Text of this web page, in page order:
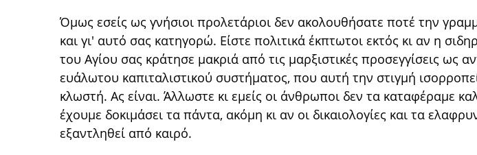
Όμως εσείς ως γνήσιοι προλετάριοι δεν ακολουθήσατε ποτέ την
και γι' αυτό σας κατηγορώ. Είστε πολιτικά έκπτωτοι εκτός κι αν η
του Αγίου σας κράτησε μακριά από τις μαρξιστικές προσεγγίσεις ως
ευάλωτου καπιταλιστικού συστήματος, που αυτή την στιγμή
κλωστή. Ας είναι. Άλλωστε κι εμείς οι άνθρωποι δεν τα καταφέραμε
έχουμε δοκιμάσει τα πάντα, ακόμη κι αν οι δικαιολογίες και τα
εξαντληθεί από καιρό.